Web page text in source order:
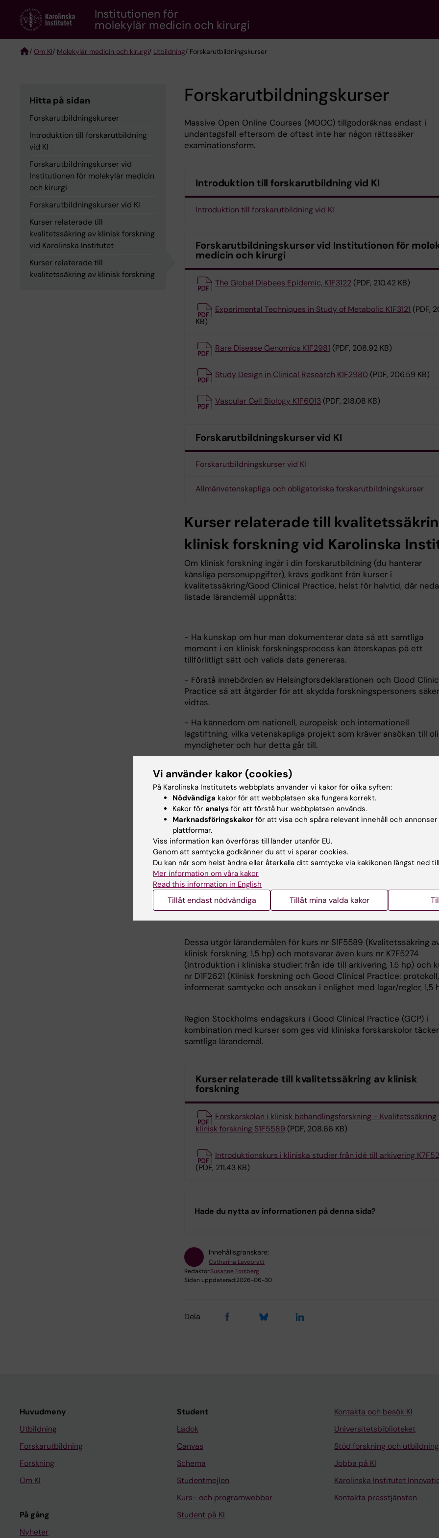
content
Institutionen för
molekylär medicin och kirurgi
/ Om KI/ Molekylär medicin och kirurgi/ Utbildning/ Forskarutbildningskurser
Hitta på sidan
Forskarutbildningskurser
Introduktion till forskarutbildning
vid KI
Forskarutbildningskurser vid
Institutionen för molekylär medicin
och kirurgi
Forskarutbildningskurser vid KI
Kurser relaterade till
kvalitetssäkring av klinisk forskning
vid Karolinska Institutet
Kurser relaterade till
kvalitetssäkring av klinisk forskning
Forskarutbildningskurser
Massive Open Online Courses (MOOC) tillgodoräknas endast i
undantagsfall eftersom de oftast inte har någon rättssäker
examinationsform.
Introduktion till forskarutbildning vid KI
Introduktion till forskarutbildning vid KI
Forskarutbildningskurser vid Institutionen för
medicin och kirurgi
The Global Diabees Epidemic, K1F3122 (PDF, 210.42 KB)
Experimental Techniques in Study of Metabolic K1F3121 (PDF,
KB)
Rare Disease Genomics K1F2981 (PDF, 208.92 KB)
Study Design in Clinical Research K1F2980 (PDF, 206.59 KB)
Vascular Cell Biology K1F6013 (PDF, 218.08 KB)
Forskarutbildningskurser vid KI
Forskarutbildningskurser vid KI
Allmänvetenskapliga och obligatoriska forskarutbildningskurser
Kurser relaterade till
klinisk forskning vid Karolinska
Om klinisk forskning ingår i din forskarutbildning (du hanterar
känsliga personuppgifter), krävs godkänt från kurser i
kvalitetssäkring/Good Clinical Practice, helst för halvtid, där
listade lärandemål uppnåtts:
- Ha kunskap om hur man dokumenterar data så att samtliga
moment i en klinisk forskningsprocess kan återskapas på ett
tillförlitligt sätt och valida data genereras.
- Förstå innebörden av Helsingforsdeklarationen och Good
Practice så att åtgärder för att skydda forskningspersoners
vidtas.
- Ha kännedom om nationell, europeisk och internationell
lagstiftning, vilka vetenskapliga projekt som kräver ansökan till
myndigheter och hur detta går till.
medarbetare och sponsor har i en klinisk prövning.
- Ha förmåga att sammanfatta ett projektförslag och göra en
riskanalys.
- Visa färdighet i att använda enklare statistiska metoder för att
avgöra ett projekts vetenskapliga validitet.
- Förhålla sig till forskningsprojekt utifrån patientens perspektiv
ett etiskt och vetenskapligt förhållningssätt.
- Visa förmåga att värdera information från olika källor framförallt
databaser på internet.
Dessa utgör lärandemålen för kurs nr S1F5589 (Kvalitetssäkring
klinisk forskning, 1,5 hp) och motsvarar även kurs nr K7F5274
(Introduktion i kliniska studier: från ide till arkivering, 1.5 hp) och
nr D1F2621 (Klinisk forskning och Good Clinical Practice: protokoll,
informerat samtycke och ansökan i enlighet med lagar/regler, 1,5
Region Stockholms endagskurs i Good Clinical Practice (GCP) i
kombination med kurser som ges vid kliniska forskarskolor täcker
samtliga lärandemål.
Kurser relaterade till kvalitetssäkring av klinisk
forskning
Forskarskolan i klinisk behandlingsforskning - Kvalitetssäkring
klinisk forskning S1F5589 (PDF, 208.66 KB)
Introduktionskurs i kliniska studier från idé till arkivering
(PDF, 211.43 KB)
Hade du nytta av informationen på denna sida?
Innehållsgranskare:
Catharina Lavebratt
Redaktör:Susanne Forsberg
Sidan uppdaterad:2026-06-30
Dela
Huvudmeny
Utbildning
Forskarutbildning
Forskning
Om KI
På gång
Nyheter
Student
Ladok
Canvas
Schema
Studentmejlen
Kurs- och programwebbar
Student på KI
Kontakta och besök KI
Universitetsbiblioteket
Stöd forskning och utbildning
Jobba på KI
Karolinska Institutet
Kontakta presstjänsten
Vi använder kakor (cookies)
På Karolinska Institutets webbplats använder vi kakor för olika syften:
Nödvändiga kakor för att webbplatsen ska fungera korrekt.
Kakor för analys för att förstå hur webbplatsen används.
Marknadsföringskakor för att visa och spåra relevant innehåll och
plattformar.
Viss information kan överföras till länder utanför EU.
Genom att samtycka godkänner du att vi sparar cookies.
Du kan när som helst ändra eller återkalla ditt samtycke via kakikonen längst ned
Mer information om våra kakor
Read this information in English
Tillåt endast nödvändiga Tillåt mina valda kakor